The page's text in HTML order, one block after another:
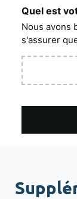
Quel est
Nous avons
s'assurer